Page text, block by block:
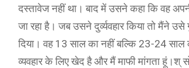
दस्तावेज नहीं था। बाद में उसने कहा कि वह
जा रहा है। जब उसने दुर्व्यवहार किया तो मैंने
दिया। वह 13 साल का नहीं बल्कि 23-24
व्यवहार के लिए खेद है और मैं माफी मांगता हूं।श्